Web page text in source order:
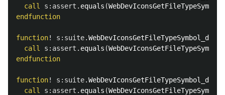
call
s:assert . equals (WebDevIconsGetFileTypeSymbol
endfunction
function! s:suite.
call
s:assert . equals (WebDevIconsGetFileTypeSymbol
endfunction
function! s:suite.
call
s:assert . equals (WebDevIconsGetFileTypeSymbol